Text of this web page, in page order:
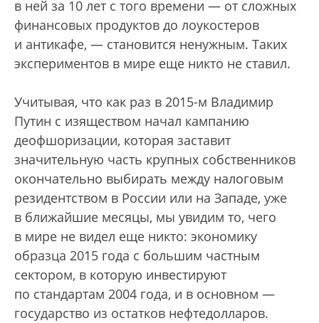
в ней за 10 лет с того времени — от сложных
финансовых продуктов до лоукостеров
и антикафе, — становится ненужным. Таких
экспериментов в мире еще никто не ставил.
Учитывая, что как раз в 2015-м Владимир
Путин с изяществом начал кампанию
деофшоризации, которая заставит
значительную часть крупных собственников
окончательно выбирать между налоговым
резидентством в России или на Западе, уже
в ближайшие месяцы, мы увидим то, чего
в мире не видел еще никто: экономику
образца 2015 года с большим частным
сектором, в которую инвестируют
по стандартам 2004 года, и в основном —
государство из остатков нефтедолларов.